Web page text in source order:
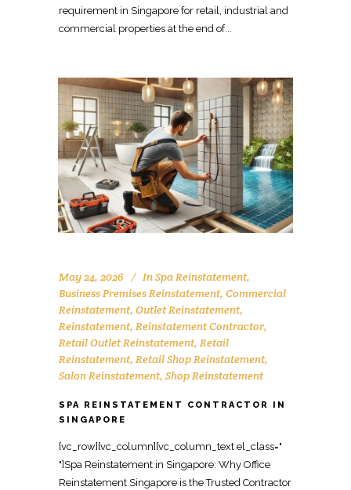
May 24, 2026 InSpa Reinstatement,
Business Premises Reinstatement, Commercial
Reinstatement, Outlet Reinstatement,
Reinstatement, Reinstatement Contractor,
Retail Outlet Reinstatement, Retail
Reinstatement, Retail Shop Reinstatement,
Salon Reinstatement, Shop Reinstatement
SPA REINSTATEMENT CONTRACTOR IN
SINGAPORE
[vc_row][vc_column][vc_column_text el_class="
"]Spa Reinstatement in Singapore: Why Office
Reinstatement Singapore is the Trusted Contractor